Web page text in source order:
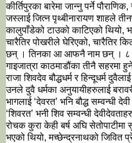
कीर्तिपुरका बारेमा जान्नु पर्ने
जस्लाई जित्न पृथ्बीनारायण शाहले
कालुपाँडेको टाउको काटिएको थियो,
चारैतिर पोखरीले घेरिएको, चारैतिर
छन् । तिनका आ आफनै नाम छन् । ८
गाइजात्रा काठमाडौंका तीनै सहरमा
राजा शिवदेव बौद्धधर्म र हिन्दूधर्म
उनले दुवै धर्मका अनुयायीहरुलाई
भागलाई ‘देवरत’ भनि बौद्ध सम्वन्धी
‘शिवरत’ भनी शिव सम्वन्धी
रोचक कुरा केही बर्ष अघि
भएको थियो, मच्छेन्द्रनाथको जिवित